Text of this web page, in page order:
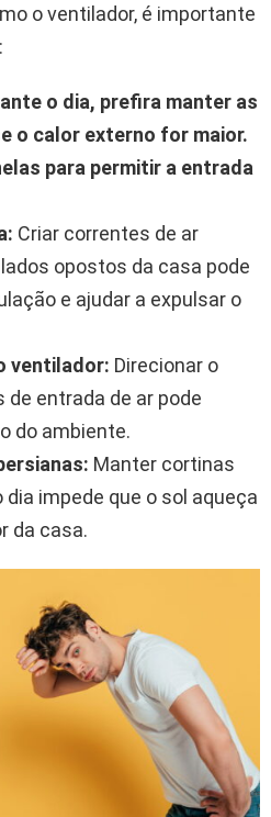
o ventilador, é importante
o dia, prefira manter as
o calor externo for maior.
para permitir a entrada
Criar correntes de ar
opostos da casa pode
e ajudar a expulsar o
ventilador: Direcionar o
de entrada de ar pode
do ambiente.
Manter cortinas
impede que o sol aqueça
da casa.